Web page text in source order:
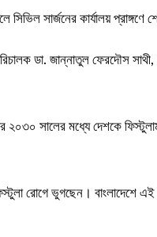
সার্জনের কার্যালয়
ডা. জান্নাতুল ফেরদৌস
২০৩০ সালের মধ্যে দেশকে
রোগে ভুগছেন।